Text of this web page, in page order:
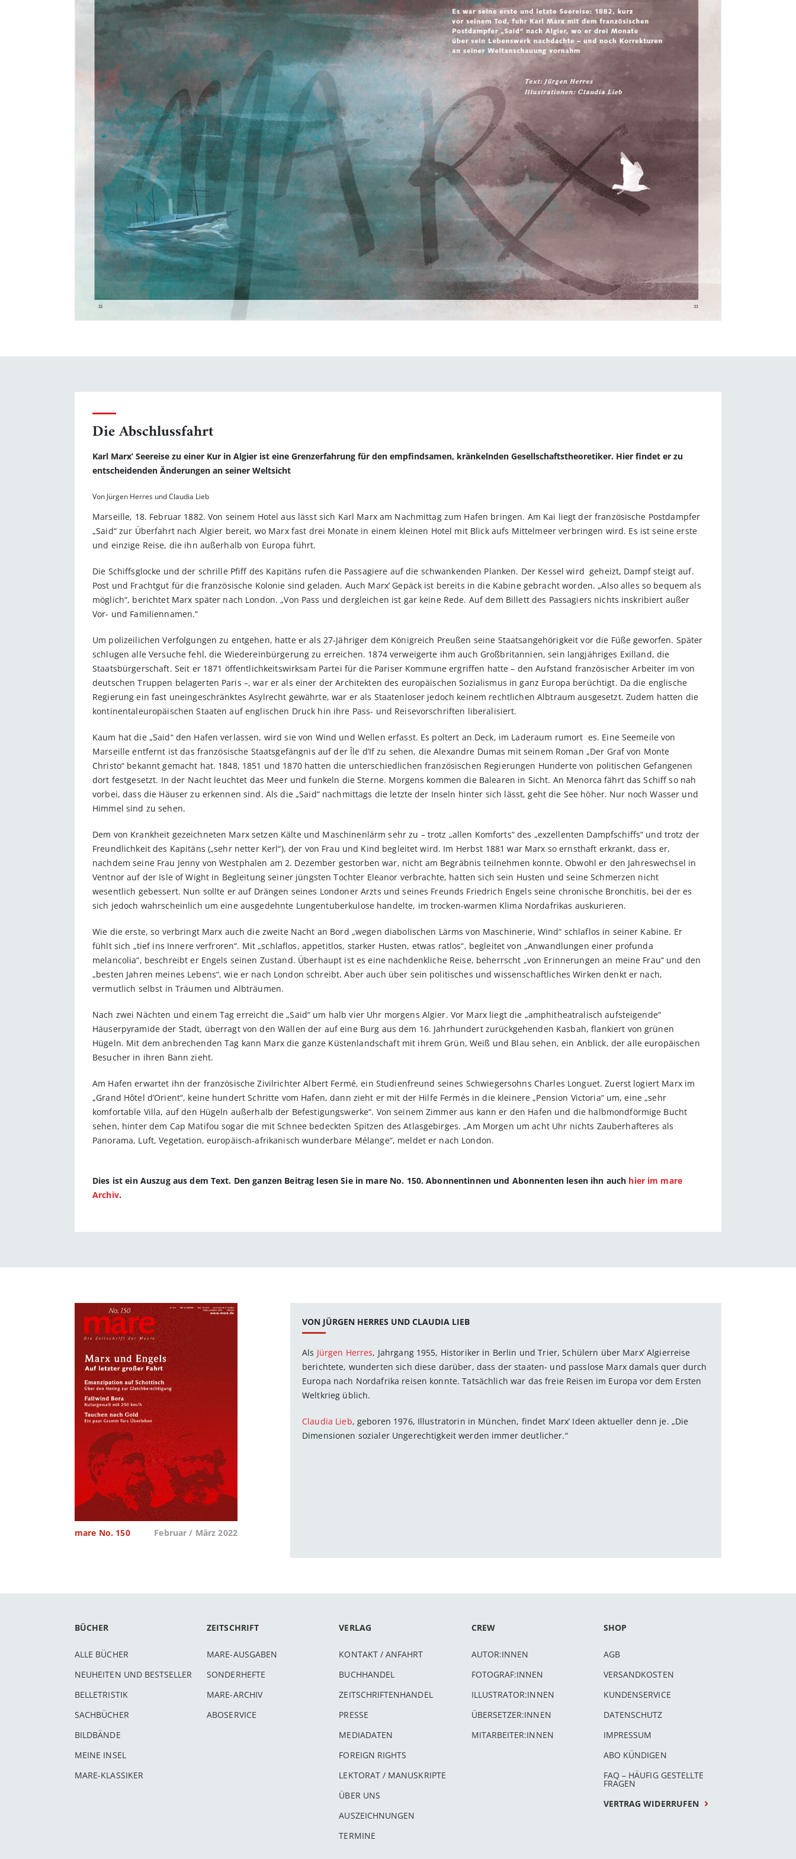
Die Abschlussfahrt
Karl Marx’ Seereise zu einer Kur in Algier ist eine Grenzerfahrung für den empfindsamen, kränkelnden Gesellschaftstheoretiker. Hier findet er zu
entscheidenden Änderungen an seiner Weltsicht
Von Jürgen Herres und Claudia Lieb
Marseille, 18. Februar 1882. Von seinem Hotel aus lässt sich Karl Marx am Nachmittag zum Hafen bringen. Am Kai liegt der französische Postdampfer
„Said“ zur Überfahrt nach Algier bereit, wo Marx fast drei Monate in einem kleinen Hotel mit Blick aufs Mittelmeer verbringen wird. Es ist seine erste
und einzige Reise, die ihn außerhalb von Europa führt.
Die Schiffsglocke und der schrille Pfiff des Kapitäns rufen die Passagiere auf die schwankenden Planken. Der Kessel wird geheizt, Dampf steigt auf.
Post und Frachtgut für die französische Kolonie sind ge­laden. Auch Marx’ Gepäck ist bereits in die Kabine gebracht worden. „Also alles so bequem als
möglich“, berichtet Marx später nach London. „Von Pass und dergleichen ist gar keine Rede. Auf dem Billett des Passagiers nichts inskribiert außer
Vor- und Familiennamen.“
Um polizeilichen Verfolgungen zu entgehen, hatte er als 27-Jähriger dem Königreich Preußen seine Staatsangehörigkeit vor die Füße geworfen. Später
schlugen alle Versuche fehl, die Wiedereinbürgerung zu erreichen. 1874 verweigerte ihm auch Großbritannien, sein langjähriges Exilland, die
Staatsbürgerschaft. Seit er 1871 öffentlichkeitswirksam Partei für die Pariser Kommune ergriffen hatte – den Aufstand französischer Arbeiter im von
deutschen Truppen belagerten Paris –, war er als einer der Architekten des europäischen Sozialismus in ganz Europa berüchtigt. Da die englische
Regierung ein fast uneingeschränktes Asylrecht gewährte, war er als Staatenloser jedoch keinem rechtlichen Albtraum ausgesetzt. Zudem hatten die
kontinentaleuropäischen Staaten auf englischen Druck hin ihre Pass- und Reisevorschriften liberalisiert.
Kaum hat die „Said“ den Hafen verlassen, wird sie von Wind und Wellen erfasst. Es poltert an Deck, im Laderaum rumort es. Eine Seemeile von
Marseille entfernt ist das französische Staatsgefängnis auf der Île d’If zu sehen, die Alexan­dre Dumas mit seinem Roman „Der Graf von Monte
Christo“ bekannt gemacht hat. 1848, 1851 und 1870 hatten die unterschiedlichen französischen Regierungen Hunderte von politischen Gefangenen
dort festgesetzt. In der Nacht leuchtet das Meer und funkeln die Sterne. Morgens kommen die Balearen in Sicht. An Menorca fährt das Schiff so nah
vorbei, dass die Häuser zu erkennen sind. Als die „Said“ nachmittags die letzte der Inseln hinter sich lässt, geht die See höher. Nur noch Wasser und
Himmel sind zu sehen.
Dem von Krankheit gezeichneten Marx setzen Kälte und Maschinenlärm sehr zu – trotz „allen Komforts“ des „ex­zel­lenten Dampfschiffs“ und trotz der
Freundlichkeit des Kapitäns („sehr netter Kerl“), der von Frau und Kind begleitet wird. Im Herbst 1881 war Marx so ernsthaft erkrankt, dass er,
nachdem seine Frau Jenny von Westphalen am 2. Dezember gestorben war, nicht am Begräbnis teilnehmen konnte. Obwohl er den Jahreswechsel in
Ventnor auf der Isle of Wight in Begleitung seiner jüngsten Tochter Eleanor verbrachte, hatten sich sein Husten und seine Schmerzen nicht
wesentlich gebessert. Nun sollte er auf Drängen seines Londoner Arzts und seines Freunds Friedrich Engels seine chronische Bronchitis, bei der es
sich jedoch wahrscheinlich um eine ausgedehnte Lungentuberkulose handelte, im trocken-warmen Klima Nordafrikas auskurieren.
Wie die erste, so verbringt Marx auch die zweite Nacht an Bord „wegen diabolischen Lärms von Maschinerie, Wind“ schlaflos in seiner Kabine. Er
fühlt sich „tief ins Innere verfroren“. Mit „schlaflos, appetitlos, starker Husten, etwas ratlos“, begleitet von „Anwandlungen einer profunda
melancolia“, beschreibt er Engels seinen Zustand. Überhaupt ist es eine nachdenkliche Reise, beherrscht „von Erinnerungen an meine Frau“ und den
„besten Jahren meines Lebens“, wie er nach London schreibt. Aber auch über sein politisches und wissenschaftliches Wirken denkt er nach,
vermutlich selbst in Träumen und Albträumen.
Nach zwei Nächten und einem Tag erreicht die „Said“ um halb vier Uhr morgens Algier. Vor Marx liegt die „amphithea­tralisch aufsteigende“
Häuserpyramide der Stadt, überragt von den Wällen der auf eine Burg aus dem 16. Jahrhundert zurückgehenden Kasbah, flankiert von grünen
Hügeln. Mit dem anbrechenden Tag kann Marx die ganze Küstenlandschaft mit ihrem Grün, Weiß und Blau sehen, ein Anblick, der alle europäischen
Besucher in ihren Bann zieht.
Am Hafen erwartet ihn der französische Zivilrichter Albert Fermé, ein Studienfreund seines Schwiegersohns Charles Longuet. Zuerst logiert Marx im
„Grand Hôtel d’Orient“, keine hundert Schritte vom Hafen, dann zieht er mit der Hilfe Fermés in die kleinere „Pension Victoria“ um, eine „sehr
komfortable Villa, auf den Hügeln außerhalb der Befestigungswerke“. Von seinem Zimmer aus kann er den Hafen und die halbmondförmige Bucht
sehen, hinter dem Cap Matifou sogar die mit Schnee bedeckten Spitzen des Atlas­gebirges. „Am Morgen um acht Uhr nichts Zauberhafteres als
Panorama, Luft, Vege­tation, europäisch-afrikanisch wunderbare Mélange“, meldet er nach London.
Dies ist ein Auszug aus dem Text. Den ganzen Beitrag lesen Sie in mare No. 150. Abonnentinnen und Abonnenten lesen ihn auch hier im mare
Archiv.
mare No. 150 Februar / März 2022
VON JÜRGEN HERRES UND CLAUDIA LIEB
Als Jürgen Herres, Jahrgang 1955, Historiker in Berlin und Trier, Schülern über Marx’ Algierreise
berichtete, wunderten sich diese darüber, dass der staaten- und passlose Marx damals quer durch
Europa nach Nord­afrika reisen konnte. Tatsächlich war das freie Reisen im Europa vor dem Ersten
Weltkrieg üblich.
Claudia Lieb, geboren 1976, Illustratorin in München, findet Marx’ Ideen aktueller denn je. „Die
Dimensionen ­so­zialer Ungerechtigkeit werden immer deutlicher.“
BÜCHER
ALLE BÜCHER
NEUHEITEN UND BESTSELLER
BELLETRISTIK
SACHBÜCHER
BILDBÄNDE
MEINE INSEL
MARE-KLASSIKER
ZEITSCHRIFT
MARE-AUSGABEN
SONDERHEFTE
MARE-ARCHIV
ABOSERVICE
VERLAG
KONTAKT / ANFAHRT
BUCHHANDEL
ZEITSCHRIFTENHANDEL
PRESSE
MEDIADATEN
FOREIGN RIGHTS
LEKTORAT / MANUSKRIPTE
ÜBER UNS
AUSZEICHNUNGEN
TERMINE
CREW
AUTOR:INNEN
FOTOGRAF:INNEN
ILLUSTRATOR:INNEN
ÜBERSETZER:INNEN
MITARBEITER:INNEN
SHOP
AGB
VERSANDKOSTEN
KUNDENSERVICE
DATENSCHUTZ
IMPRESSUM
ABO KÜNDIGEN
FAQ – HÄUFIG GESTELLTE
FRAGEN
VERTRAG WIDERRUFEN